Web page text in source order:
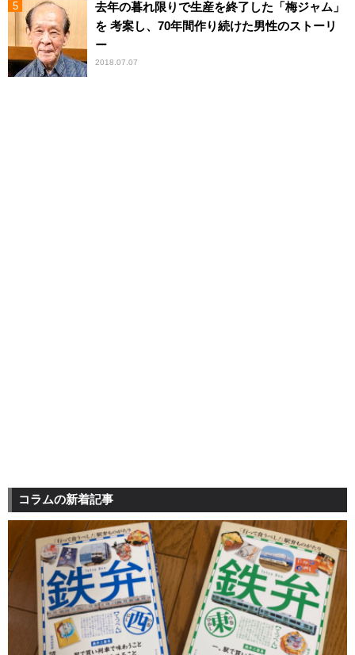
去年の暮れ限りで生産を終了した「梅ジャム」
を 考案し、70年間作り続けた男性のストーリ
ー
2018.07.07
コラムの新着記事